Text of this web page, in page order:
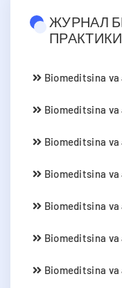
ЖУРНАЛ
ПРАКТИКИ
Biomeditsina
Biomeditsina
Biomeditsina
Biomeditsina
Biomeditsina
Biomeditsina
Biomeditsina